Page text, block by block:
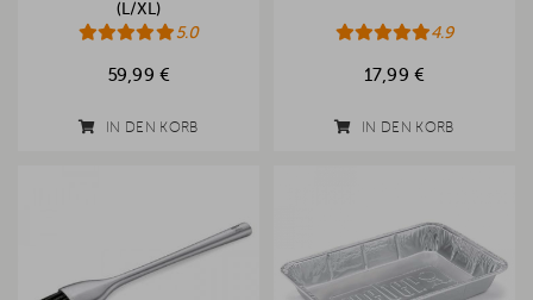
(L/XL)
5.0
59,99 €
IN DEN KORB
4.9
17,99 €
IN DEN KORB